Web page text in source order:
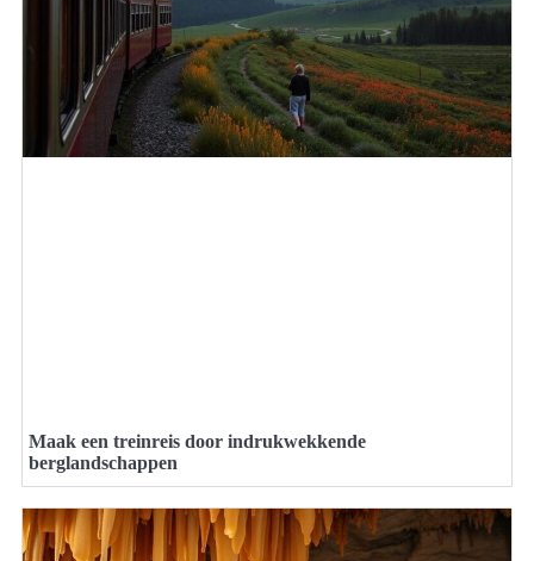
Maak een treinreis door indrukwekkende
berglandschappen